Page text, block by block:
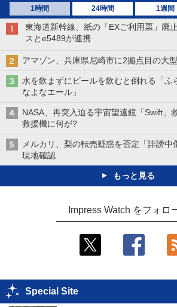
1時間 24時間 1週間
東海道新幹線、紙の「EXご利用票」廃
スとe5489が連携
アマゾン、兵庫県尼崎市に2拠点目の大
水を飲まずにビールを飲むと倒れる「ふ
なよなエール」
NASA、再突入迫る宇宙望遠鏡「Swift
救援機に何が?
メルカリ、梨の転売疑惑を否定「誹謗
現地確認
もっと見る
Impress Watch をフォロ
Special Site